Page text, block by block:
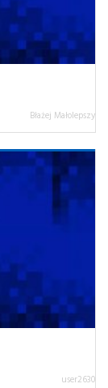
Błażej Małolepszy
user2630